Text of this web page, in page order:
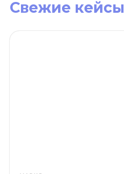
Свежие кейсы